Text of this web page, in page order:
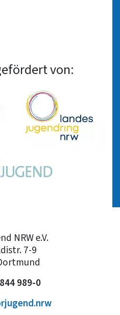
von:
NRW e.V.
7-9
989-0